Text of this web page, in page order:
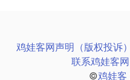
鸡娃客网声明（版权投诉）
联系鸡娃客网
©鸡娃客